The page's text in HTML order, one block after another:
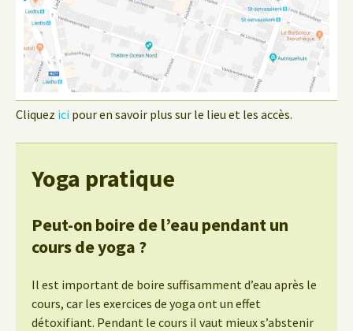
Cliquez ici pour en savoir plus sur le lieu et les accès.
Yoga pratique
Peut-on boire de l’eau pendant un
cours de yoga ?
Il est important de boire suffisamment d’eau après le
cours, car les exercices de yoga ont un effet
détoxifiant. Pendant le cours il vaut mieux s’abstenir